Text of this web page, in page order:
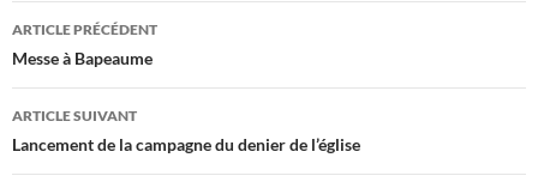
Navigation
des
articles
ARTICLE PRÉCÉDENT
Messe à Bapeaume
ARTICLE SUIVANT
Lancement de la campagne du denier de l’église